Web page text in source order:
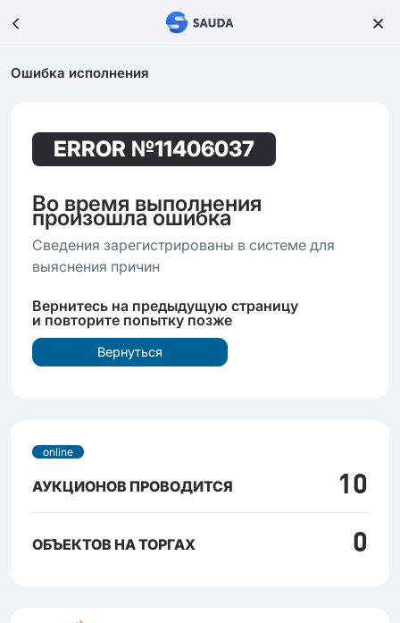
Ошибка исполнения
ERROR №11406037
Во время выполнения
произошла ошибка
Сведения зарегистрированы в системе для
выяснения причин
Вернитесь на предыдущую страницу
и повторите попытку позже
Вернуться
online
АУКЦИОНОВ ПРОВОДИТСЯ 10
ОБЪЕКТОВ НА ТОРГАХ 0